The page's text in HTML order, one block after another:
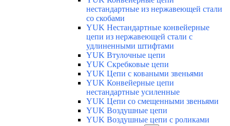
нестандартные из нержавеющей стали
со скобами
YUK Нестандартные конвейерные
цепи из нержавеющей стали с
удлиненными штифтами
YUK Втулочные цепи
YUK Скребковые цепи
YUK Цепи с коваными звеньями
YUK Конвейерные цепи
нестандартные усиленные
YUK Цепи со смещенными звеньями
YUK Воздушные цепи
YUK Воздушные цепи с роликами